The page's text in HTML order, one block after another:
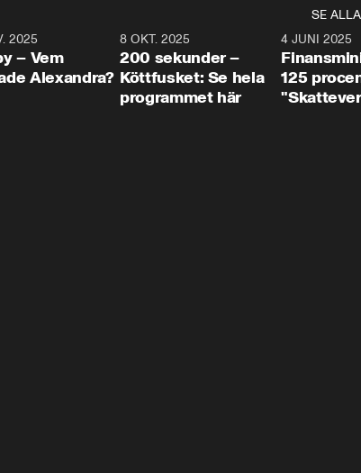
SE ALLA
31:05
2025
– Vem
Alexandra?
4:29
8 OKT. 2025
200 sekunder –
Köttfusket: Se hela
programmet här
4 JUNI 2025
125